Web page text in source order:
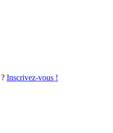
Inscrivez-vous !